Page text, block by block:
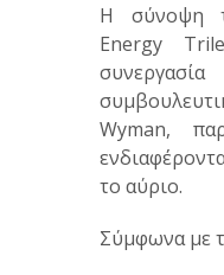
Η σύνοψη
Energy
Wyman,
το αύριο.
Σύμφωνα με